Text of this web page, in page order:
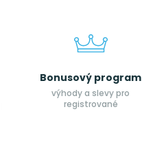
Bonusový program
výhody a slevy pro
registrované